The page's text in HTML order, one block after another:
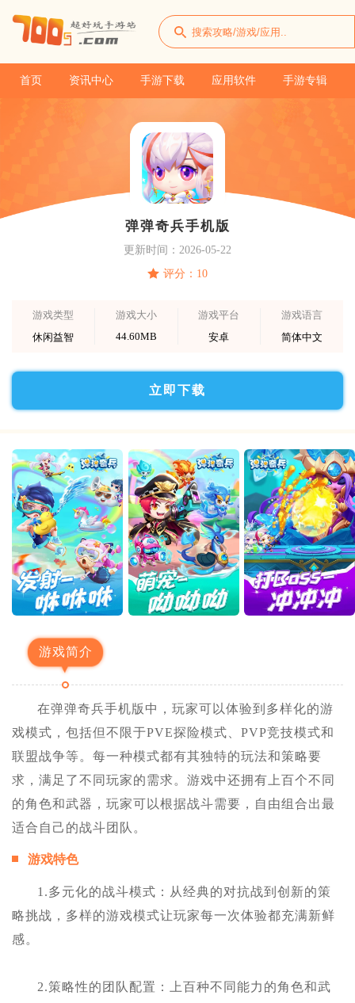
首页 资讯中心 手游下载 应用软件 手游专辑
弹弹奇兵手机版
更新时间：2026-05-22
评分：10
游戏类型
休闲益智
游戏大小
44.60MB
游戏平台
安卓
游戏语言
简体中文
立即下载
游戏简介
在弹弹奇兵手机版中，玩家可以体验到多样化的游
戏模式，包括但不限于PVE探险模式、PVP竞技模式和
联盟战争等。每一种模式都有其独特的玩法和策略要
求，满足了不同玩家的需求。游戏中还拥有上百个不同
的角色和武器，玩家可以根据战斗需要，自由组合出最
适合自己的战斗团队。
游戏特色
1.多元化的战斗模式：从经典的对抗战到创新的策
略挑战，多样的游戏模式让玩家每一次体验都充满新鲜
感。
2.策略性的团队配置：上百种不同能力的角色和武